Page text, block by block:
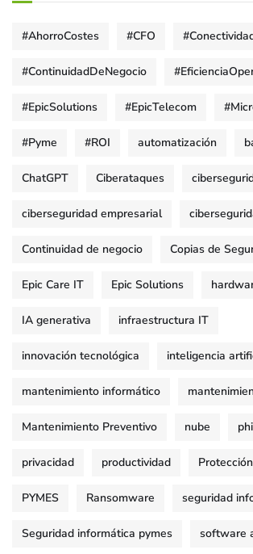
#AhorroCostes #CFO
#ContinuidadDeNegocio
#EpicSolutions #EpicTelecom
#Pyme #ROI automatización
ChatGPT Ciberataques
ciberseguridad empresarial
Continuidad de negocio Copias de
Epic Care IT Epic Solutions
IA generativa infraestructura IT
innovación tecnológica inteligencia
mantenimiento informático
Mantenimiento Preventivo nube
privacidad productividad
PYMES Ransomware seguridad
Seguridad informática pymes software